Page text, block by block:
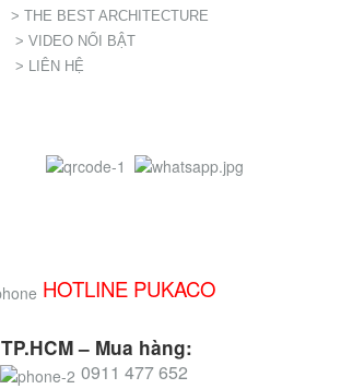
> THE BEST ARCHITECTURE
> VIDEO NỔI BẬT
> LIÊN HỆ
HOTLINE PUKACO
TP.HCM – Mua hàng:
0911 477 652